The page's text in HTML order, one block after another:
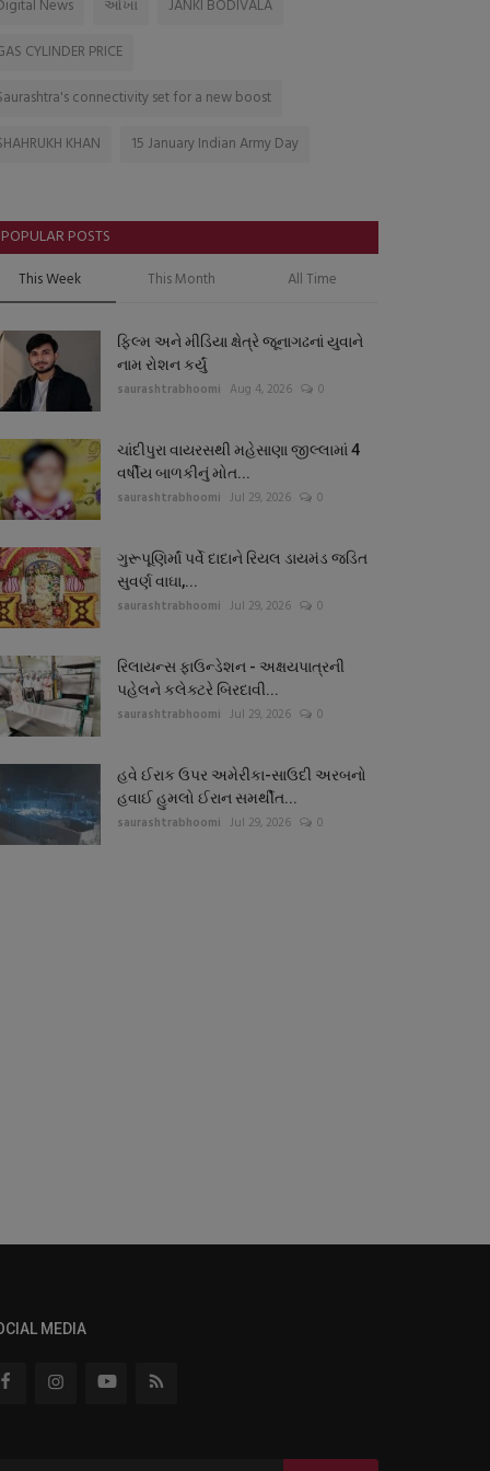
News
ઓખા
JANKI BODIVALA
CYLINDER PRICE
connectivity set for a new boost
KHAN
15 January Indian Army Day
POPULAR POSTS
This Week This Month All Time
ફિલ્મ અને મીડિયા ક્ષેત્રે જૂનાગઢનાં યુવાને
નામ રોશન કર્યું
saurashtrabhoomi Aug 4, 2026 0
ચાંદીપુરા વાયરસથી મહેસાણા જીલ્લામાં 4
વર્ષીય બાળકીનું મોત...
saurashtrabhoomi Jul 29, 2026 0
ગુરૂપૂણિર્માં પર્વે દાદાને રિયલ ડાયમંડ જડિત
સુવર્ણ વાઘા,...
saurashtrabhoomi Jul 29, 2026 0
રિલાયન્સ ફાઉન્ડેશન - અક્ષયપાત્રની
પહેલને કલેક્ટરે બિરદાવી...
saurashtrabhoomi Jul 29, 2026 0
હવે ઈરાક ઉપર અમેરીકા-સાઉદી અરબનો
હવાઈ હુમલો ઈરાન સમર્થીત...
saurashtrabhoomi Jul 29, 2026 0
MEDIA